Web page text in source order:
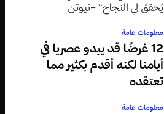
يُحقق لي النجاح“ –نيوتن
معلومات عامة
12 غرضًا قد يبدو عصريا في
أيامنا لكنه أقدم بكثير مما
تعتقده
معلومات عامة